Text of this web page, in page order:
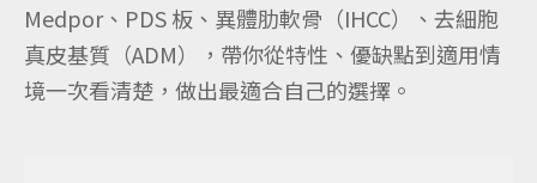
Medpor、PDS 板、異體肋軟骨（IHCC）、去細胞
真皮基質（ADM），帶你從特性、優缺點到適用情
境一次看清楚，做出最適合自己的選擇。